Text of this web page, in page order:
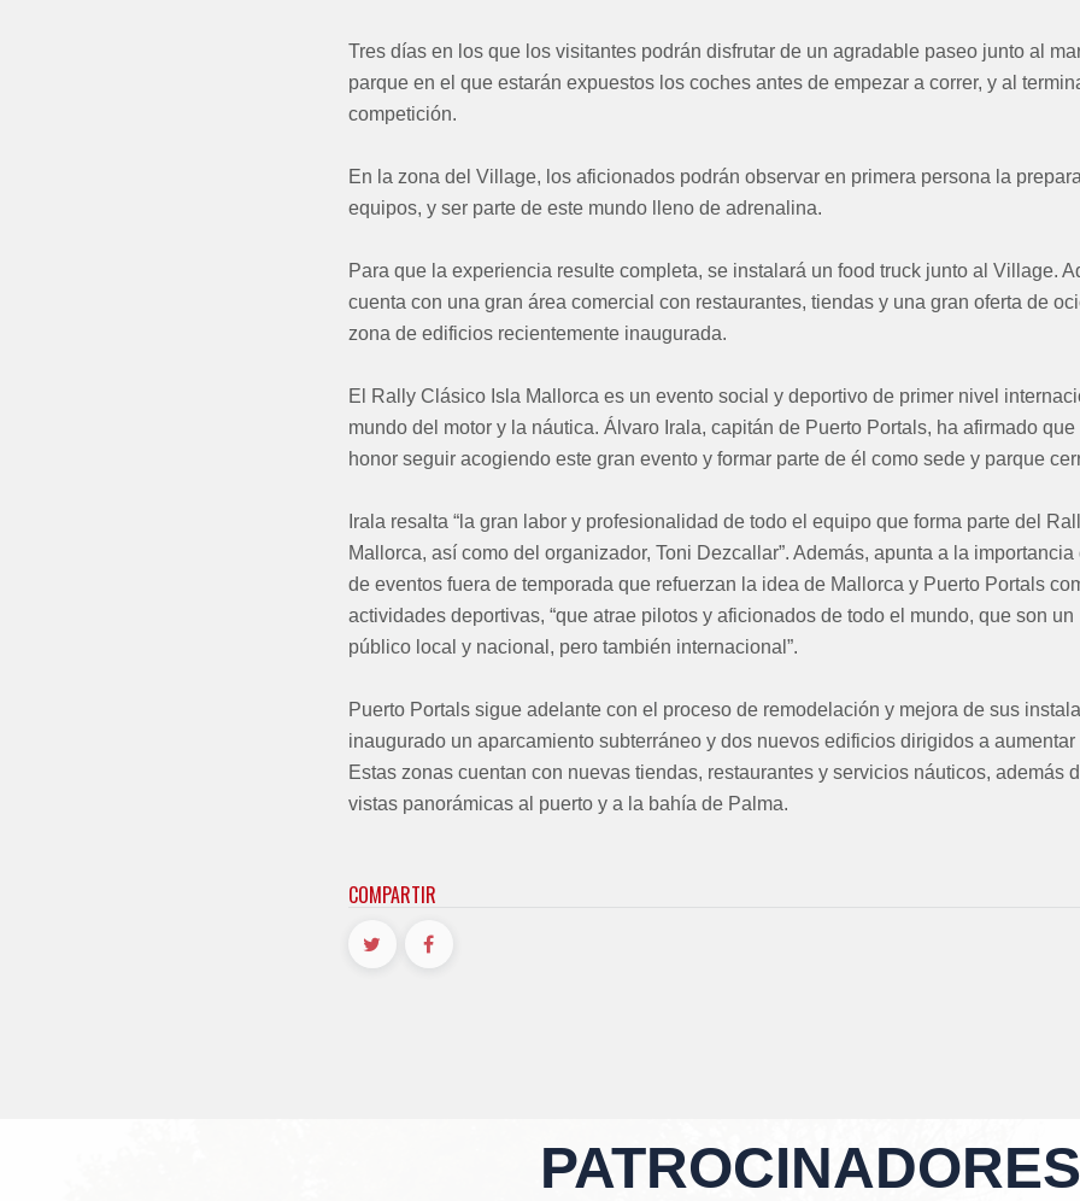
Tres días en los que los visitantes podrán disfrutar de un agradable paseo junto al
parque en el que estarán expuestos los coches antes de empezar a correr, y al
competición.
En la zona del Village, los aficionados podrán observar en primera persona la
equipos, y ser parte de este mundo lleno de adrenalina.
Para que la experiencia resulte completa, se instalará un food truck junto al Village.
cuenta con una gran área comercial con restaurantes, tiendas y una gran oferta de
zona de edificios recientemente inaugurada.
El Rally Clásico Isla Mallorca es un evento social y deportivo de primer nivel
mundo del motor y la náutica. Álvaro Irala, capitán de Puerto Portals, ha afirmado que
honor seguir acogiendo este gran evento y formar parte de él como sede y parque
Irala resalta “la gran labor y profesionalidad de todo el equipo que forma parte del
Mallorca, así como del organizador, Toni Dezcallar”. Además, apunta a la
de eventos fuera de temporada que refuerzan la idea de Mallorca y Puerto Portals
actividades deportivas, “que atrae pilotos y aficionados de todo el mundo, que son
público local y nacional, pero también internacional”.
Puerto Portals sigue adelante con el proceso de remodelación y mejora de sus
inaugurado un aparcamiento subterráneo y dos nuevos edificios dirigidos a
Estas zonas cuentan con nuevas tiendas, restaurantes y servicios náuticos, además
vistas panorámicas al puerto y a la bahía de Palma.
COMPARTIR
PATROCINADORES